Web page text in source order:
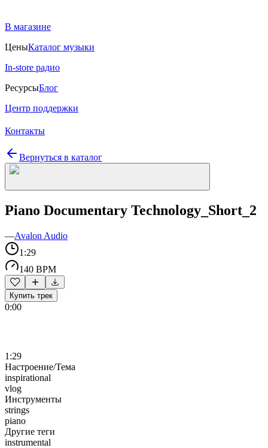
В магазине
ЦеныКаталог музыки
In-store радио
РесурсыБлог
Центр поддержки
Контакты
Вернуться в каталог
Piano Documentary Technology_Short_2
—Avalon Audio
1:29
140 BPM
Купить трек
0:00
1:29
Настроение/Тема
inspirational
vlog
Инструменты
strings
piano
Другие теги
instrumental